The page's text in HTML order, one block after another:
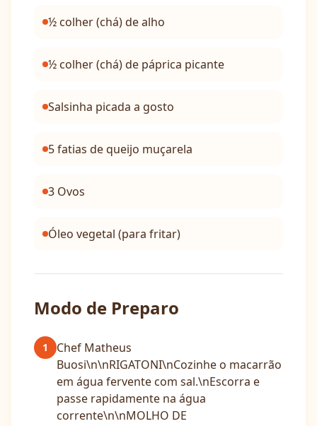
½ colher (chá) de alho
½ colher (chá) de páprica picante
Salsinha picada a gosto
5 fatias de queijo muçarela
3 Ovos
Óleo vegetal (para fritar)
Modo de Preparo
1
Chef Matheus
Buosi\n\nRIGATONI\nCozinhe o macarrão
em água fervente com sal.\nEscorra e
passe rapidamente na água
corrente\n\nMOLHO DE